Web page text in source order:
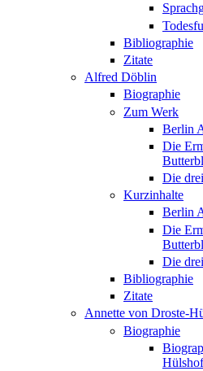
Bibliographie
Zitate
Alfred Döblin
Biographie
Zum Werk
Berlin
Die
Die
Kurzinhalte
Berlin
Die
Die
Bibliographie
Zitate
Annette von Droste-
Biographie